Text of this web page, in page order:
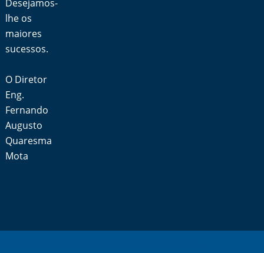
Desejamos-
lhe os
maiores
sucessos.
O Diretor
Eng.
Fernando
Augusto
Quaresma
Mota